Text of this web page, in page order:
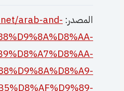
المصدر: arab-and-